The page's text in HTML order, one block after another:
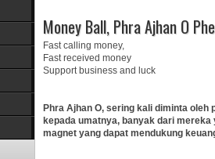
Money Ball, Phra Ajhan O
Fast calling money,
Fast received money
Support business and luck
Phra Ajhan O, sering kali diminta oleh
kepada umatnya, banyak dari
magnet yang dapat mendukung